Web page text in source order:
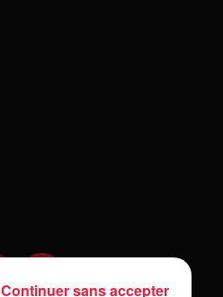
Continuer sans accepter